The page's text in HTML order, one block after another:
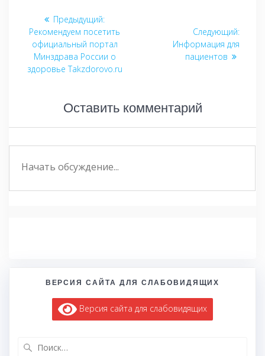
Навигация
по
записям
Предыдущий:
запись:
Рекомендуем посетить
официальный портал
Минздрава России о
здоровье Takzdorovo.ru
Следующий:
Информация для
пациентов
Оставить комментарий
ВЕРСИЯ САЙТА ДЛЯ СЛАБОВИДЯЩИХ
Версия сайта для слабовидящих